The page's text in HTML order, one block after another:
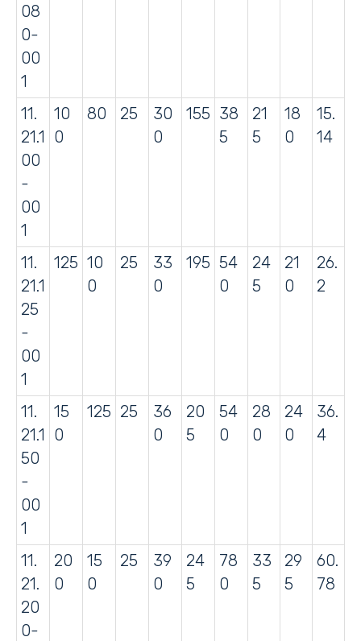
08
0-
00
1
11.
21.1
00
-
00
1
10
0
80 25
30
0
155 38
5
21
5
18
0
15.
14
11.
21.1
25
-
00
1
125 10
0
25
33
0
195 54
0
24
5
21
0
26.
2
11.
21.1
50
-
00
1
15
0
125 25
36
0
20
5
54
0
28
0
24
0
36.
4
11.
21.
20
0-
20
0
15
0
25
39
0
24
5
78
0
33
5
29
5
60.
78